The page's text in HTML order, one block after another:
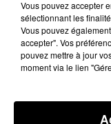
26 mai 2024 - 4
L'AGENDA DE
09H39
L'agenda de
Vous pouvez accepter
sélectionnant les
Vous pouvez
accepter". Vos
pouvez mettre à jour
moment via le lien